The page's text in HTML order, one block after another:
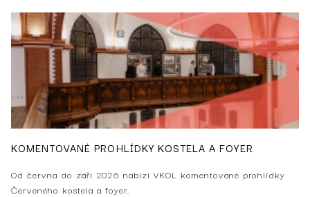
KOMENTOVANÉ PROHLÍDKY KOSTELA A FOYER
Od června do září 2026 nabízí VKOL komentované prohlídky
Červeného kostela a foyer.